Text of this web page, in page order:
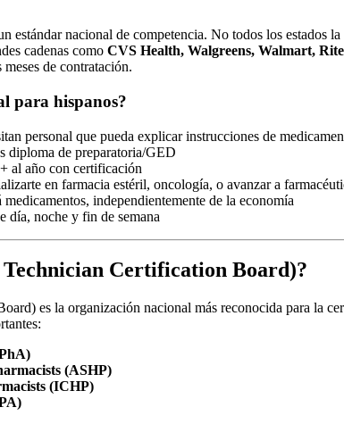
estándar nacional de competencia. No todos los
cadenas como CVS Health, Walgreens, Walmart,
de contratación.
para hispanos?
personal que pueda explicar instrucciones de
diploma de preparatoria/GED
al año con certificación
en farmacia estéril, oncología, o avanzar a
medicamentos, independientemente de la economía
día, noche y fin de semana
Certification Board)?
es la organización nacional más reconocida para la
(ASHP)
(ICHP)